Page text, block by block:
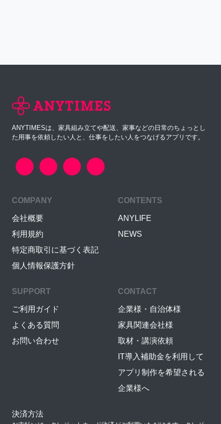
ANYTIMESは、家具組み立てや配送、家事などの日常のちょっとし
た用事を依頼したい人と、仕事をしたい人をつなげるアプリです。
COMPANY
会社概要
利用規約
特定商取引に基づく表記
個人情報保護方針
CONTENTS
ANYLIFE
NEWS
SUPPORT
ご利用ガイド
よくある質問
お問い合わせ
CONTACT
企業様・自治体様
家具関連会社様
取材・講演依頼
IT導入補助金を利用して
アプリ制作を希望される
企業様へ
決済方法